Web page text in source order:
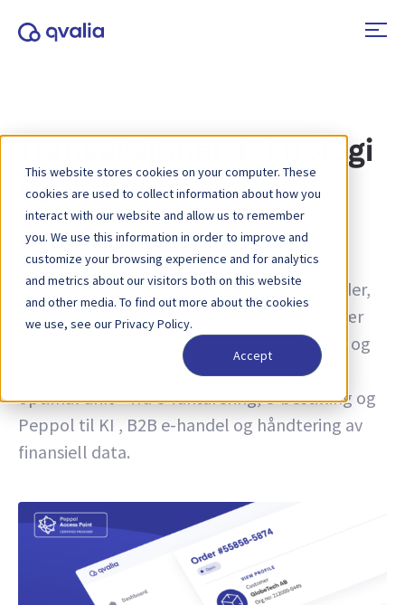
This website stores cookies on your computer. These
cookies are used to collect information about how you
interact with our website and allow us to remember
you. We use this information in order to improve and
customize your browsing experience and for analytics
and metrics about our visitors both on this website
and other media. To find out more about the cookies
we use, see our Privacy Policy.
Accept
Transaksjoner, teknologi
og trender
Tag:
Innsikt i transaksjoner, teknologier og trender,
samt nyheter om produktoppdateringer. Lær
mer om hvordan du kan forbedre prosesser og
hvordan du kan bruke transaksjonsdata for
optimal drift – fra e-fakturering, e-bestilling og
Peppol til KI , B2B e-handel og håndtering av
finansiell data.